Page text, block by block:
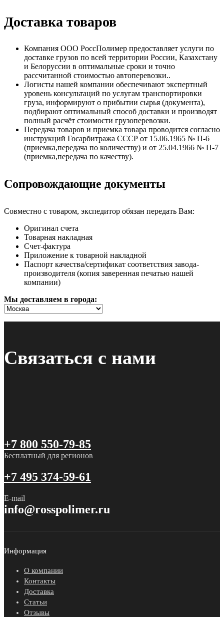
Доставка товаров
Компания ООО РоссПолимер предоставляет услуги по
доставке грузов по всей территории России, Казахстану
и Белоруссии в оптимальные сроки и точно
рассчитанной стоимостью автоперевозки..
Логисты нашей компании обеспечивают экспертный
уровень консультаций по услугам транспортировки
груза, информируют о прибытии сырья (документа),
подбирают оптимальный способ доставки и производят
полный расчёт стоимости грузоперевозки.
Передача товаров и приемка товара проводится согласно
инструкций Госарбитража СССР от 15.06.1965 № П-6
(приемка,передача по количеству) и от 25.04.1966 № П-7
(приемка,передача по качеству).
Сопровождающие документы
Совместно с товаром, экспедитор обязан передать Вам:
Оригинал счета
Товарная накладная
Счет-фактура
Приложение к товарной накладной
Паспорт качества/сертификат соответствия завода-
производителя (копия заверенная печатью нашей
компании)
Мы доставляем в города:
Связаться с нами
+7 800 550-79-85
Бесплатный для регионов
+7 495 374-59-61
E-mail
info@rosspolimer.ru
Информация
О компании
Контакты
Доставка
Статьи
Отзывы